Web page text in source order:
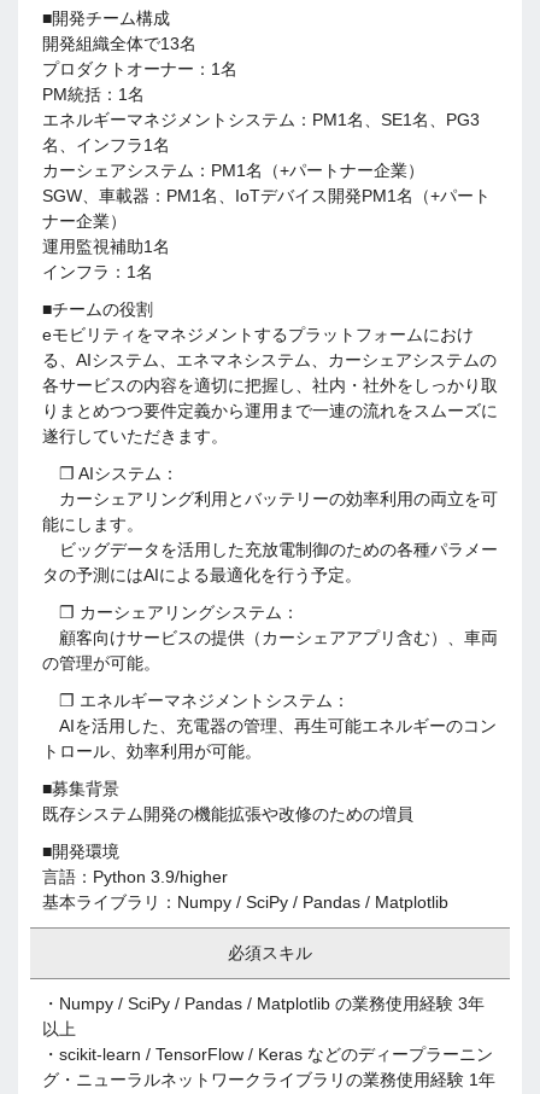
■開発チーム構成
開発組織全体で13名
プロダクトオーナー：1名
PM統括：1名
エネルギーマネジメントシステム：PM1名、SE1名、PG3
名、インフラ1名
カーシェアシステム：PM1名（+パートナー企業）
SGW、車載器：PM1名、IoTデバイス開発PM1名（+パート
ナー企業）
運用監視補助1名
インフラ：1名
■チームの役割
eモビリティをマネジメントするプラットフォームにおけ
る、AIシステム、エネマネシステム、カーシェアシステムの
各サービスの内容を適切に把握し、社内・社外をしっかり取
りまとめつつ要件定義から運用まで一連の流れをスムーズに
遂行していただきます。
❐ AIシステム：
カーシェアリング利用とバッテリーの効率利用の両立を可
能にします。
ビッグデータを活用した充放電制御のための各種パラメー
タの予測にはAIによる最適化を行う予定。
❐ カーシェアリングシステム：
顧客向けサービスの提供（カーシェアアプリ含む）、車両
の管理が可能。
❐ エネルギーマネジメントシステム：
AIを活用した、充電器の管理、再生可能エネルギーのコン
トロール、効率利用が可能。
■募集背景
既存システム開発の機能拡張や改修のための増員
■開発環境
言語：Python 3.9/higher
基本ライブラリ：Numpy / SciPy / Pandas / Matplotlib
必須スキル
・Numpy / SciPy / Pandas / Matplotlib の業務使用経験 3年
以上
・scikit-learn / TensorFlow / Keras などのディープラーニン
グ・ニューラルネットワークライブラリの業務使用経験 1年